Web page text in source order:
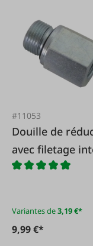
#11053
Douille de
avec filetage
Variantes de3,19 €*
9,99 €*